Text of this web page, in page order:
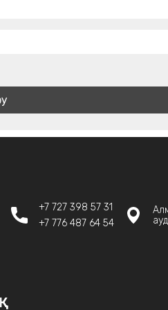
+7 727 398 57 31
+7 776 487 64 54